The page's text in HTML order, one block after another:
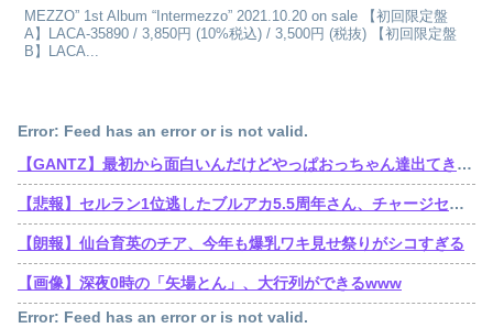
MEZZO” 1st Album “Intermezzo” 2021.10.20 on sale 【初回限定盤
A】LACA-35890 / 3,850円 (10%税込) / 3,500円 (税抜) 【初回限定盤
B】LACA...
Error: Feed has an error or is not valid.
【GANTZ】最初から面白いんだけどやっぱおっちゃん達出てきてから加速しだすなって…
【悲報】セルラン1位逃したブルアカ5.5周年さん、チャージセンターを言い訳にするも他のソシャゲもチャージセンター在りきでセルラン1位取ってることを指摘される
【朗報】仙台育英のチア、今年も爆乳ワキ見せ祭りがシコすぎる
【画像】深夜0時の「矢場とん」、大行列ができるwww
Error: Feed has an error or is not valid.